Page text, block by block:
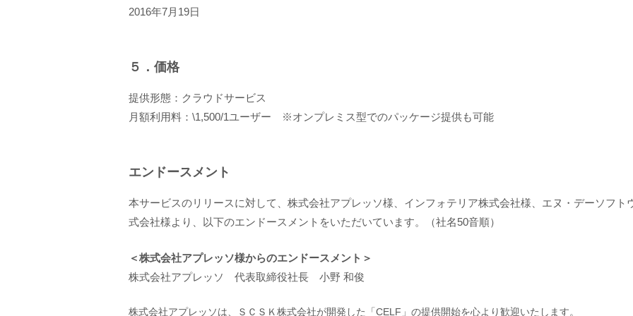
2016年7月19日
５．価格
提供形態：クラウドサービス
月額利用料：\1,500/1ユーザー ※オンプレミス型でのパッケージ提供も可能
エンドースメント
本サービスのリリースに対して、株式会社アプレッソ様、インフォテリア株式会社様、エヌ・デーソフ
式会社様より、以下のエンドースメントをいただいています。（社名50音順）
＜株式会社アプレッソ様からのエンドースメント＞
株式会社アプレッソ 代表取締役社長 小野 和俊
株式会社アプレッソは、ＳＣＳＫ株式会社が開発した「CELF」の提供開始を心より歓迎いたします。